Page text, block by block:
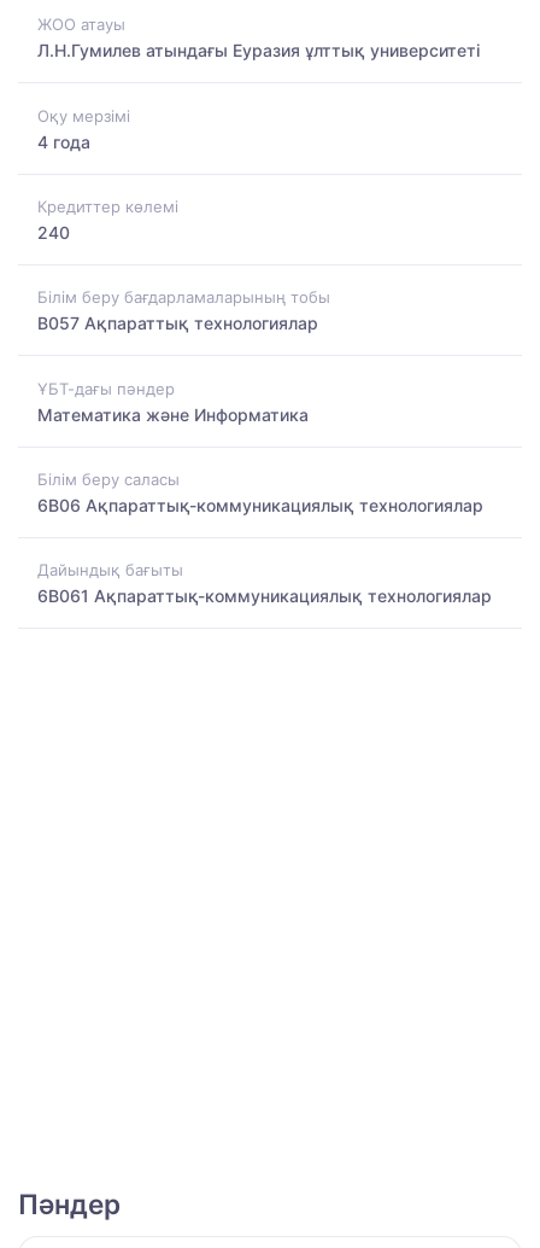
ЖОО атауы
Л.Н.Гумилев атындағы Еуразия ұлттық университеті
Оқу мерзімі
4 года
Кредиттер көлемі
240
Білім беру бағдарламаларының тобы
B057 Ақпараттық технологиялар
ҰБТ-дағы пәндер
Математика және Информатика
Білім беру саласы
6B06 Ақпараттық-коммуникациялық технологиялар
Дайындық бағыты
6B061 Ақпараттық-коммуникациялық технологиялар
Пәндер